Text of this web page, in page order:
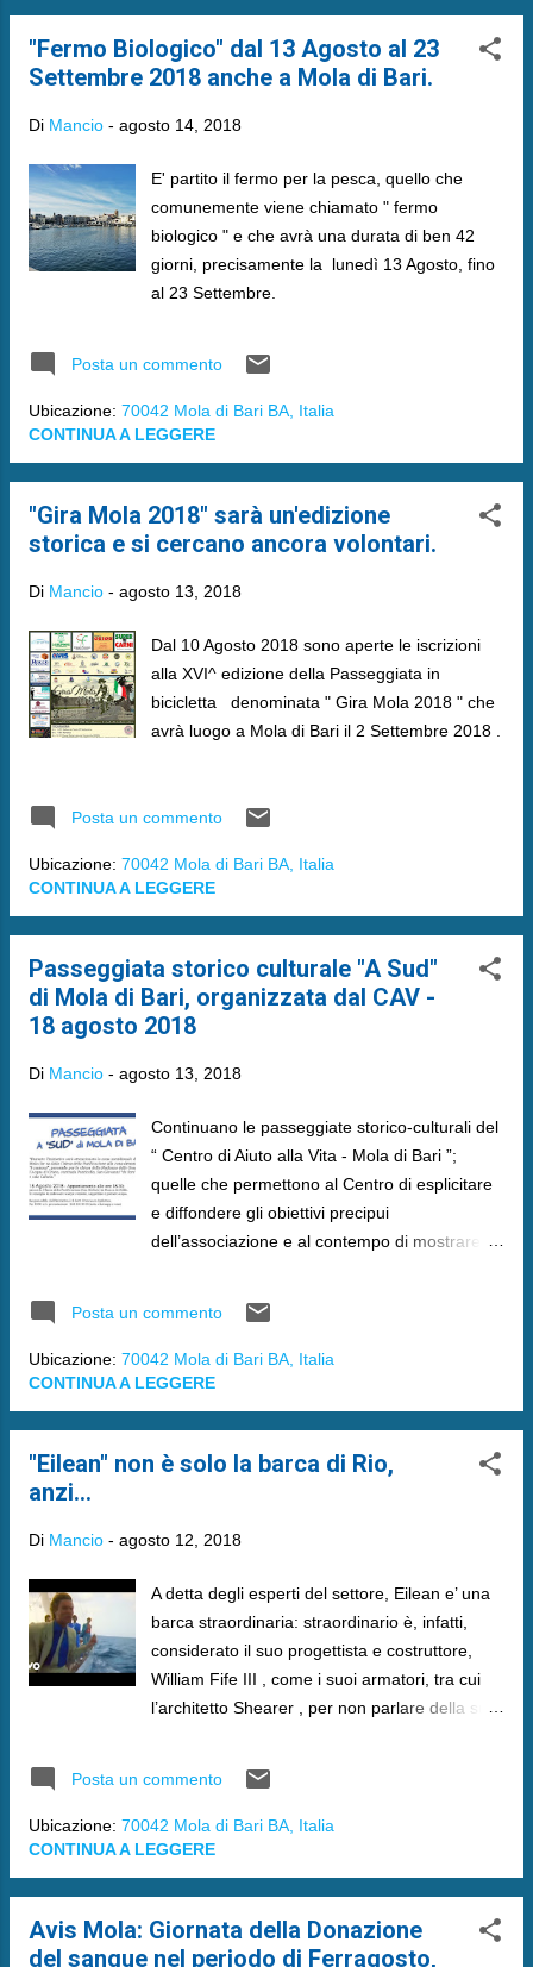
"Fermo Biologico" dal 13 Agosto al 23
Settembre 2018 anche a Mola di Bari.
Di Mancio - agosto 14, 2018
E' partito il fermo per la pesca, quello che
comunemente viene chiamato " fermo
biologico " e che avrà una durata di ben 42
giorni, precisamente la lunedì 13 Agosto, fino
al 23 Settembre.
Posta un commento
Ubicazione: 70042 Mola di Bari BA, Italia
CONTINUA A LEGGERE
"Gira Mola 2018" sarà un'edizione
storica e si cercano ancora volontari.
Di Mancio - agosto 13, 2018
Dal 10 Agosto 2018 sono aperte le iscrizioni
alla XVI^ edizione della Passeggiata in
bicicletta denominata " Gira Mola 2018 " che
avrà luogo a Mola di Bari il 2 Settembre 2018 .
Posta un commento
Ubicazione: 70042 Mola di Bari BA, Italia
CONTINUA A LEGGERE
Passeggiata storico culturale "A Sud"
di Mola di Bari, organizzata dal CAV -
18 agosto 2018
Di Mancio - agosto 13, 2018
Continuano le passeggiate storico-culturali del
“ Centro di Aiuto alla Vita - Mola di Bari ”;
quelle che permettono al Centro di esplicitare
e diffondere gli obiettivi precipui
dell’associazione e al contempo di mostrare le
presenti nel territorio molese.
Posta un commento
Ubicazione: 70042 Mola di Bari BA, Italia
CONTINUA A LEGGERE
"Eilean" non è solo la barca di Rio,
anzi...
Di Mancio - agosto 12, 2018
A detta degli esperti del settore, Eilean e’ una
barca straordinaria: straordinario è, infatti,
considerato il suo progettista e costruttore,
William Fife III , come i suoi armatori, tra cui
l’architetto Shearer , per non parlare della sua
in altri ambiti, come quello musicale.
Posta un commento
Ubicazione: 70042 Mola di Bari BA, Italia
CONTINUA A LEGGERE
Avis Mola: Giornata della Donazione
del sangue nel periodo di Ferragosto,